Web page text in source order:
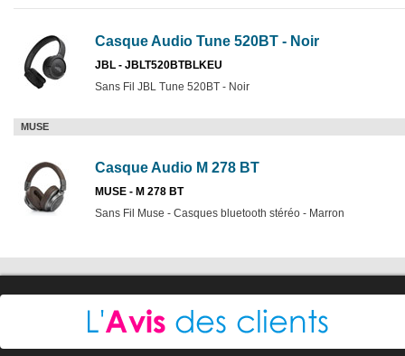
Casque Audio Tune 520BT - Noir
JBL - JBLT520BTBLKEU
Sans Fil JBL Tune 520BT - Noir
MUSE
Casque Audio M 278 BT
MUSE - M 278 BT
Sans Fil Muse - Casques bluetooth stéréo - Marron